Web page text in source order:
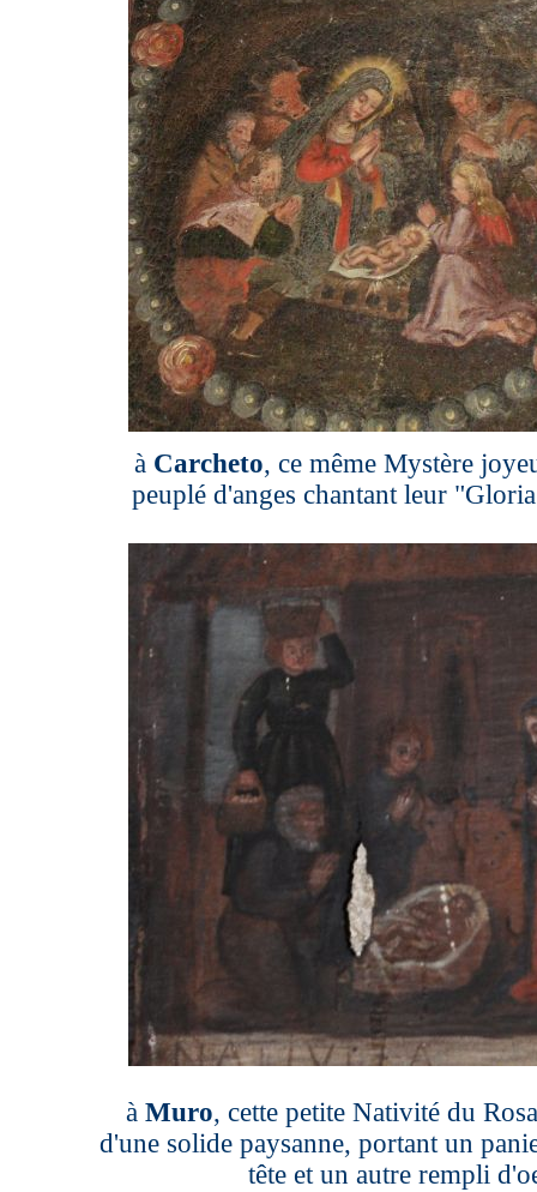
à Carcheto, ce même Mystère
peuplé d'anges chantant leur
à Muro, cette petite Nativité du
d'une solide paysanne, portant un
tête et un autre rempli